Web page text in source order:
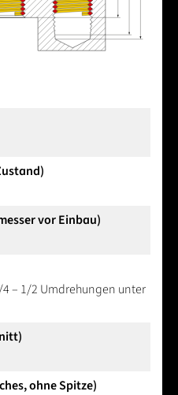
vor Einbau)
– 1/2 Umdrehungen unter
ohne Spitze)